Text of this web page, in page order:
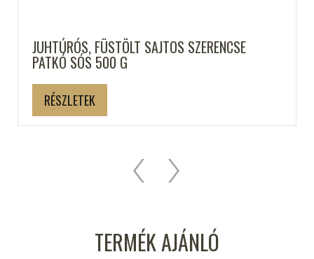
JUHTÚRÓS, FÜSTÖLT SAJTOS SZERENCSE
PATKÓ SÓS 500 G
RÉSZLETEK
TERMÉK AJÁNLÓ